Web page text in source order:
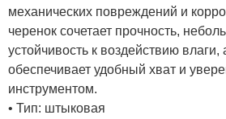
механических повреждений и
черенок сочетает прочность,
устойчивость к воздействию влаги,
обеспечивает удобный хват и
инструментом.
• Тип: штыковая